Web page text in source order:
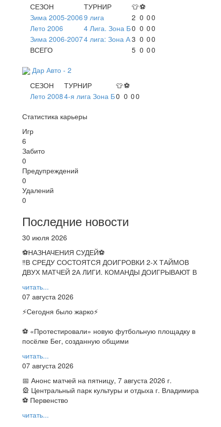
СЕЗОН
ТУРНИР 👕⚽
Зима 2005-20069 лига 2 0 00
Лето 2006
4 Лига. Зона Б0 0 00
Зима 2006-20074 лига: Зона А3 0 00
ВСЕГО
5 0 00
Дар Авто - 2
СЕЗОН
ТУРНИР 👕⚽
Лето 20084-я лига Зона Б0 0 00
Статистика карьеры
Игр
6
Забито
0
Предупреждений
0
Удалений
0
Последние новости
30 июля 2026
⚽НАЗНАЧЕНИЯ СУДЕЙ⚽
‼В СРЕДУ СОСТОЯТСЯ ДОИГРОВКИ 2-Х ТАЙМОВ
ДВУХ МАТЧЕЙ 2А ЛИГИ. КОМАНДЫ ДОИГРЫВАЮТ В
читать...
07 августа 2026
⚡️Сегодня было жарко⚡️
⚽ ️«Протестировали» новую футбольную площадку в
посёлке Бег, созданную общими
читать...
07 августа 2026
📅 Анонс матчей на пятницу, 7 августа 2026 г.
🎡 Центральный парк культуры и отдыха г. Владимира
⚽ Первенство
читать...